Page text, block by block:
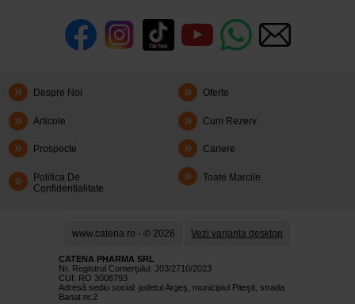
Despre Noi Oferte
Articole Cum Rezerv
Prospecte Cariere
Politica De
Confidentialitate
Toate Marcile
www.catena.ro - © 2026 Vezi varianta desktop
CATENA PHARMA SRL
Nr. Registrul Comerţului: J03/2710/2023
CUI: RO 3008793
Adresă sediu social: judetul Argeş, municipiul Piteşti, strada
Banat nr.2